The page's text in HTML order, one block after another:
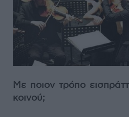
Με ποιον τρόπο
κοινού;